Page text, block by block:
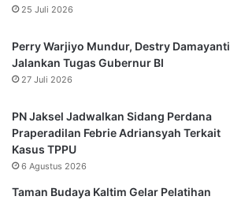
25 Juli 2026
Perry Warjiyo Mundur, Destry Damayanti
Jalankan Tugas Gubernur BI
27 Juli 2026
PN Jaksel Jadwalkan Sidang Perdana
Praperadilan Febrie Adriansyah Terkait
Kasus TPPU
6 Agustus 2026
Taman Budaya Kaltim Gelar Pelatihan